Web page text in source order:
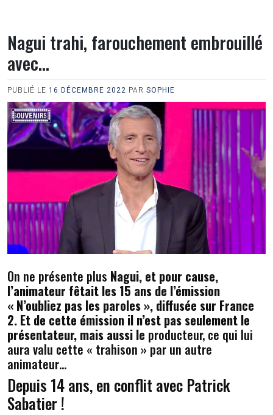
Nagui trahi, farouchement embrouillé
avec…
PUBLIÉ LE 16 DÉCEMBRE 2022 PAR SOPHIE
On ne présente plus Nagui, et pour cause,
l’animateur fêtait les 15 ans de l’émission
« N’oubliez pas les paroles », diffusée sur France
2. Et de cette émission il n’est pas seulement le
présentateur, mais aussi le producteur, ce qui lui
aura valu cette « trahison » par un autre
animateur…
Depuis 14 ans, en conflit avec Patrick
Sabatier !